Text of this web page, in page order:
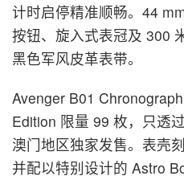
计时启停精准顺畅。44
按钮、旋入式表冠及 300
黑色军风皮革表带。
Avenger B01
Edition 限量 99 枚，只透
澳门地区独家发售。表壳
并配以特别设计的 Astro